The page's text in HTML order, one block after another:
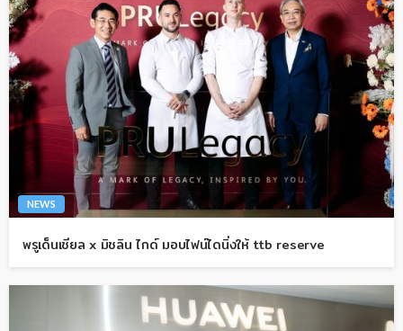
NEWS
พรูเด็นเชียล x มิชลิน ไกด์ มอบไฟน์ไดนิ่งให้ ttb reserve